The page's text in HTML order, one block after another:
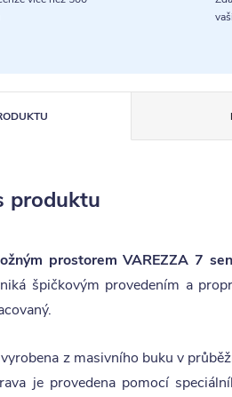
produktu
prostorem VAREZZA 7
špičkovým provedením a
z masivního buku v
je provedena pomocí